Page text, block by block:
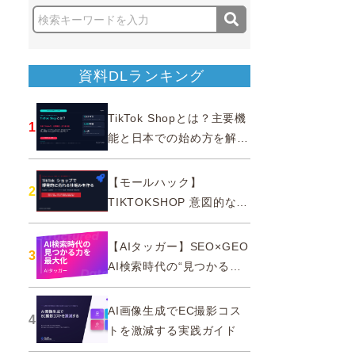
資料DLランキング
1
TikTok Shopとは？主要機
能と日本での始め方を解説
｜公式認定パートナー
2
【モールハック】
TIKTOKSHOP 意図的なバ
ズを生む法則
3
【AIタッガー】SEO×GEO
AI検索時代の“見つかる
力”を最大化
4
AI画像生成でEC撮影コス
トを激減する実践ガイド